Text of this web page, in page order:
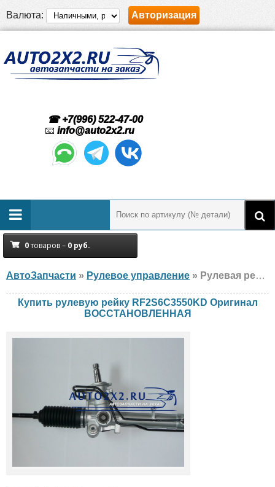
Валюта: Авторизация
☎ +7(996) 522-47-00
📧 info@auto2x2.ru
0товаров – 0 руб.
АвтоЗапчасти » Рулевое управление » Рулевая рейка Оригинал RF2S6C3550KD Ford, Mazda, ВОССТАНОВЛЕННАЯ
Купить рулевую рейку RF2S6C3550KD Оригинал
ВОССТАНОВЛЕННАЯ